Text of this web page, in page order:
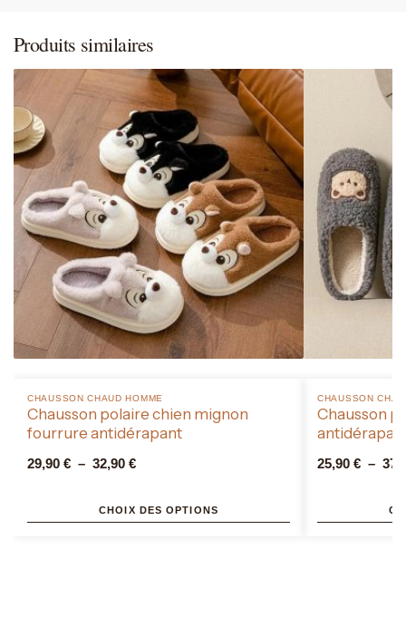
Produits similaires
CHAUSSON CHAUD HOMME​
Chausson polaire chien mignon
fourrure antidérapant
29,90 € – 32,90 €
CHOIX DES OPTIONS
CHAUSSON
Chausson
25,90 € –